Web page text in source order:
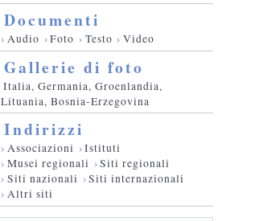
Documenti
› Audio ›Foto › Testo › Video
Gallerie di foto
Italia, Germania, Groenlandia,
Lituania, Bosnia-Erzegovina
Indirizzi
› Associazioni ›Istituti
› Musei regionali ›Siti regionali
› Siti nazionali ›Siti internazionali
› Altri siti